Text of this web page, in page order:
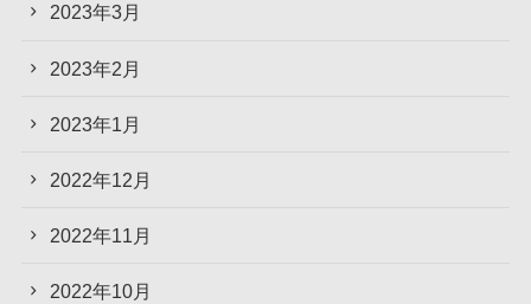
2023年3月
2023年2月
2023年1月
2022年12月
2022年11月
2022年10月